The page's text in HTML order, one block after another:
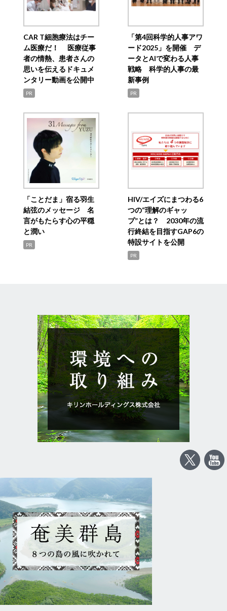
CAR T細胞療法はチー
ム医療だ！ 医療従事
者の情熱、患者さんの
思いを伝えるドキュメ
ンタリー動画を公開中
PR
「第4回科学的人事アワ
ード2025」を開催 デ
ータとAIで変わる人事
戦略 科学的人事の最
新事例
PR
「ことだま」宿る羽生
結弦のメッセージ 名
言がもたらす心の平穏
と潤い
PR
HIV/エイズにまつわる6
つの“理解のギャッ
プ”とは？ 2030年の流
行終結を目指すGAP6の
特設サイトを公開
PR